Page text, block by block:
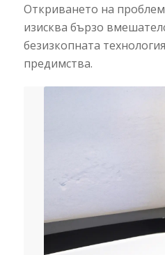
Откриването на
изисква бързо
безизкопната
предимства.